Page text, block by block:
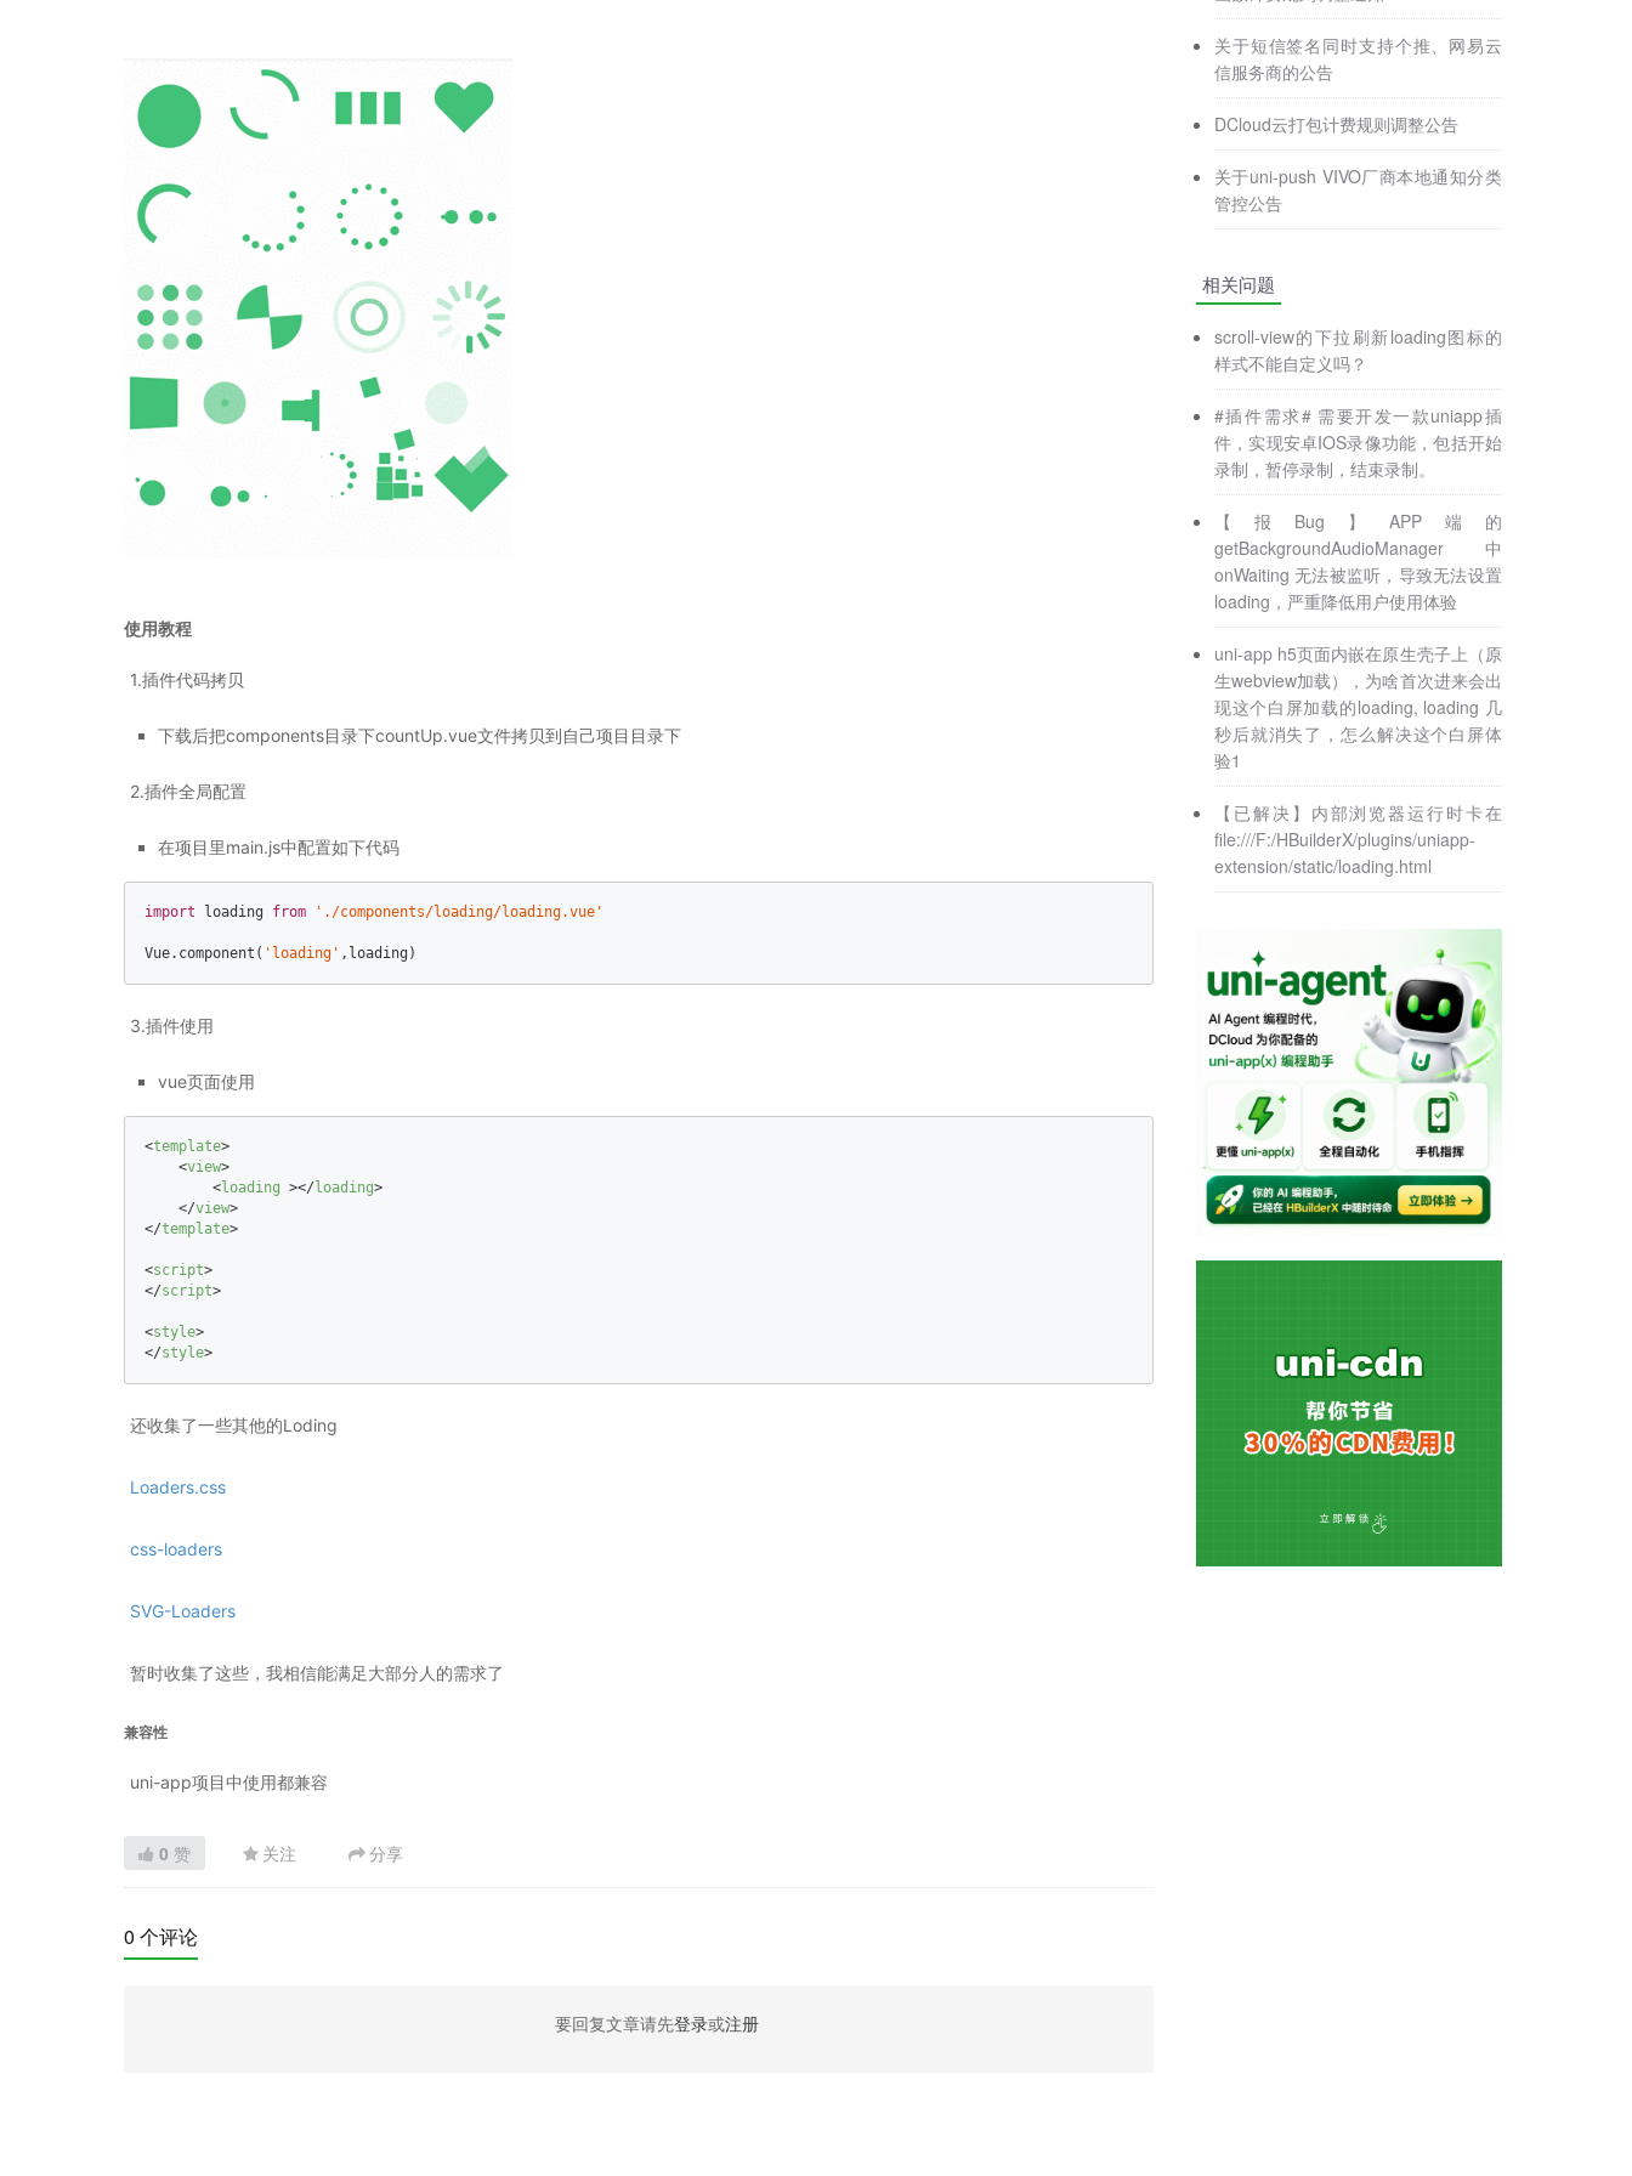
使用教程
1.插件代码拷贝
下载后把components目录下countUp.vue文件拷贝到自己项目目录下
2.插件全局配置
在项目里main.js中配置如下代码
import loading from './components/loading/loading.vue'
Vue.component( 'loading'
3.插件使用
vue页面使用
<template>
<view>
<loading ></loading>
</view>
</template>
<script>
</script>
<style>
</style>
还收集了一些其他的Loding
Loaders.css
css-loaders
SVG-Loaders
暂时收集了这些，我相信能满足大部分人的需求了
兼容性
uni-app项目中使用都兼容
0 赞 关注 分享
0 个评论
要回复文章请先登录或注册
关于短信签名同时支持个推、网易云
信服务商的公告
DCloud云打包计费规则调整公告
关于uni-push VIVO厂商本地通知分类
管控公告
相关问题
scroll-view的下拉刷新loading图标的
样式不能自定义吗？
#插件需求# 需要开发一款uniapp插
件，实现安卓IOS录像功能，包括开始
录制，暂停录制，结束录制。
【报Bug】APP端的
getBackgroundAudioManager 中
onWaiting 无法被监听，导致无法设置
loading，严重降低用户使用体验
uni-app h5页面内嵌在原生壳子上（原
生webview加载），为啥首次进来会出
现这个白屏加载的loading, loading 几
秒后就消失了，怎么解决这个白屏体
验1
【已解决】内部浏览器运行时卡在
file:///F:/HBuilderX/plugins/uniapp-
extension/static/loading.html